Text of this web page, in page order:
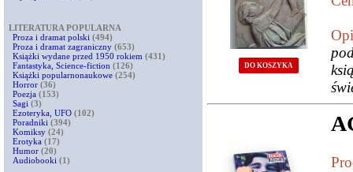
LITERATURA POPULARNA
Proza i dramat polski (494)
Proza i dramat zagraniczny (653)
Książki wydane przed 1950 rokiem (431)
Fantastyka, Science-fiction (126)
Książki popularnonaukowe (254)
Horror (36)
Poezja (153)
Sagi (3)
Ezoteryka, UFO (102)
Poradniki (394)
Komiksy (24)
Erotyka (17)
Humor (20)
Audiobooki (1)
DO KOSZYKA